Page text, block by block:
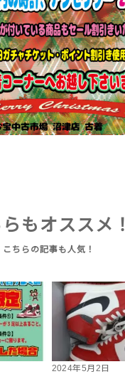
もオススメ！
2024年5月2日